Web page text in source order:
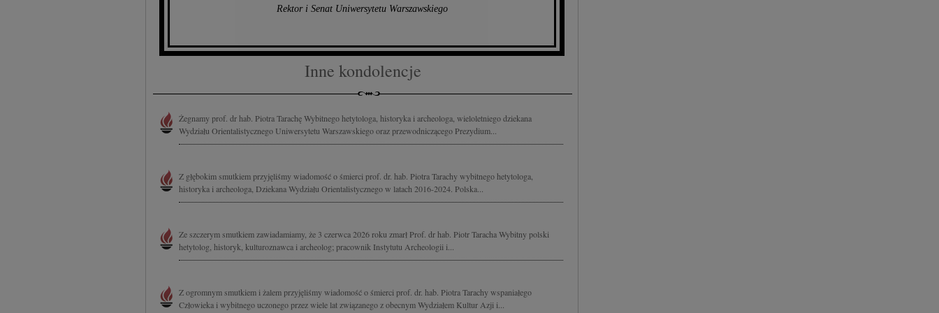
Rektor i Senat Uniwersytetu Warszawskiego
Inne kondolencje
Żegnamy prof. dr hab. Piotra Tarachę Wybitnego hetytologa, historyka i archeologa, wieloletniego dziekana
Wydziału Orientalistycznego Uniwersytetu Warszawskiego oraz przewodniczącego Prezydium...
Z głębokim smutkiem przyjęliśmy wiadomość o śmierci prof. dr. hab. Piotra Tarachy wybitnego hetytologa,
historyka i archeologa, Dziekana Wydziału Orientalistycznego w latach 2016-2024. Polska...
Ze szczerym smutkiem zawiadamiamy, że 3 czerwca 2026 roku zmarł Prof. dr hab. Piotr Taracha Wybitny polski
hetytolog, historyk, kulturoznawca i archeolog; pracownik Instytutu Archeologii i...
Z ogromnym smutkiem i żalem przyjęliśmy wiadomość o śmierci prof. dr. hab. Piotra Tarachy wspaniałego
Człowieka i wybitnego uczonego przez wiele lat związanego z obecnym Wydziałem Kultur Azji i...